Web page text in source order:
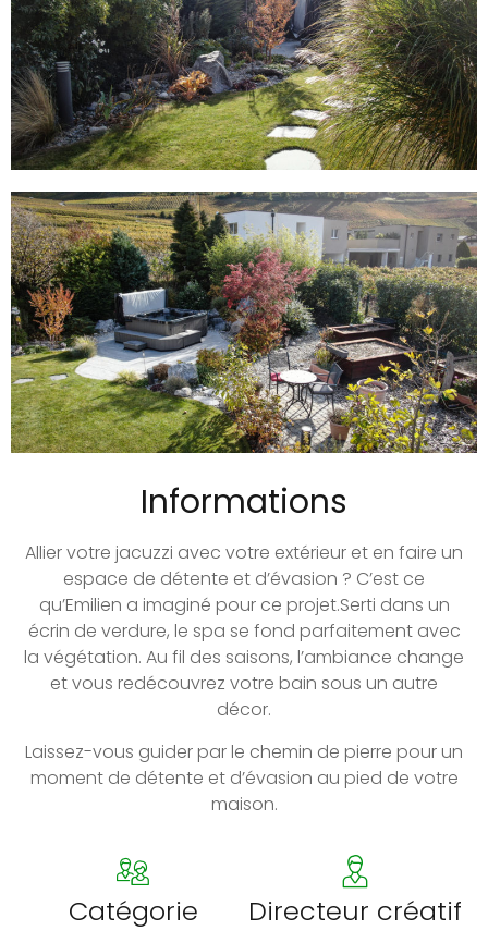
Informations
Allier votre jacuzzi avec votre extérieur et en faire un
espace de détente et d’évasion ? C’est ce
qu’Emilien a imaginé pour ce projet.Serti dans un
écrin de verdure, le spa se fond parfaitement avec
la végétation. Au fil des saisons, l’ambiance change
et vous redécouvrez votre bain sous un autre
décor.
Laissez-vous guider par le chemin de pierre pour un
moment de détente et d’évasion au pied de votre
maison.
Catégorie Directeur créatif